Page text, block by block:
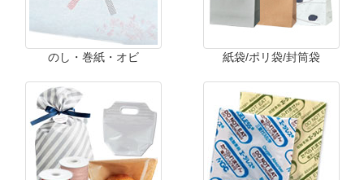
のし・巻紙・オビ 紙袋/ポリ袋/封筒袋